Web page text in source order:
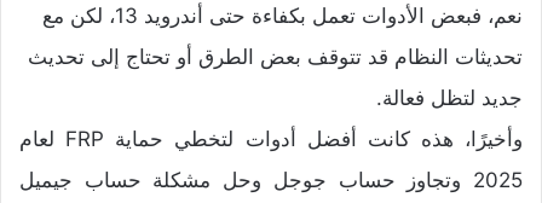
نعم، فبعض الأدوات تعمل بكفاءة حتى أندرويد 13، لكن مع
تحديثات النظام قد تتوقف بعض الطرق أو تحتاج إلى تحديث
جديد لتظل فعالة.
وأخيرًا، هذه كانت أفضل أدوات لتخطي حماية FRP لعام
2025 وتجاوز حساب جوجل وحل مشكلة حساب جيميل